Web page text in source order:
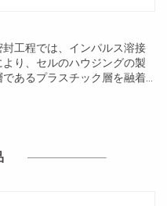
工程では、インパルス溶接
り、セルのハウジングの製
あるプラスチック層を融着